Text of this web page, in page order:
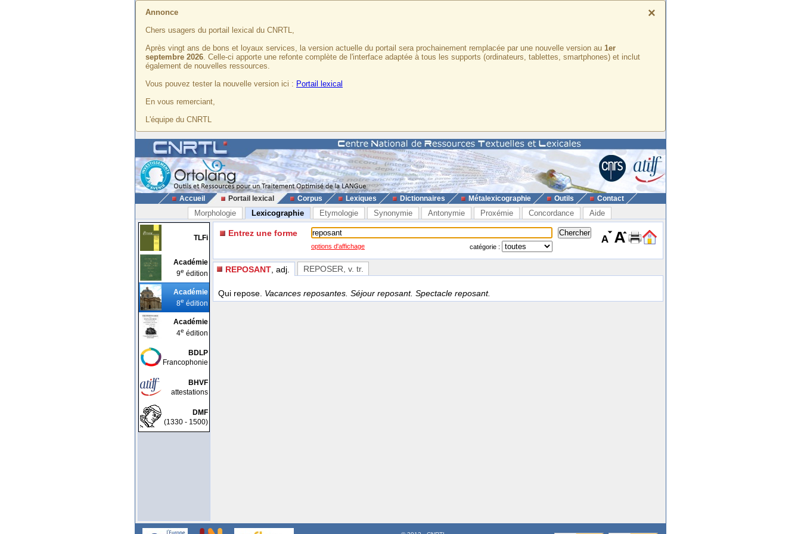
×
Annonce
Chers usagers du portail lexical du CNRTL,
Après vingt ans de bons et loyaux services, la version actuelle du portail sera prochainement remplacée par une nouvelle version au 1er
septembre 2026. Celle-ci apporte une refonte complète de l'interface adaptée à tous les supports (ordinateurs, tablettes, smartphones) et inclut
également de nouvelles ressources.
Vous pouvez tester la nouvelle version ici : Portail lexical
En vous remerciant,
L'équipe du CNRTL
Accueil Portail lexical Corpus Lexiques Dictionnaires Métalexicographie Outils Contact
Morphologie Lexicographie Etymologie Synonymie Antonymie Proxémie Concordance Aide
TLFi
Académie
9e édition
Académie
8e édition
Académie
4e édition
BDLP
Francophonie
BHVF
attestations
DMF
(1330 - 1500)
Entrez une forme
options d'affichage catégorie :
REPOSANT , adj. REPOSER , v. tr.
Qui repose. Vacances reposantes. Séjour reposant. Spectacle reposant.